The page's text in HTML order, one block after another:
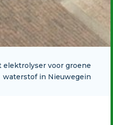
elektrolyser voor groene
waterstof in Nieuwegein